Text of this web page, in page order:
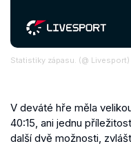
Statistiky zápasu. (@ Livesport)
V deváté hře měla
40:15, ani jednu
další dvě možnosti,